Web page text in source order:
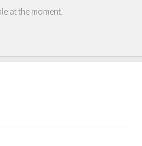
at the moment.